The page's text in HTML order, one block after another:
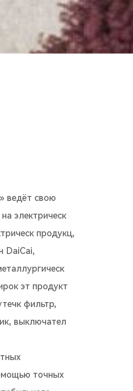
ведёт свою
электрическ
продукц,
DaiCai,
эт продукт
фильтр,
выключател
точных